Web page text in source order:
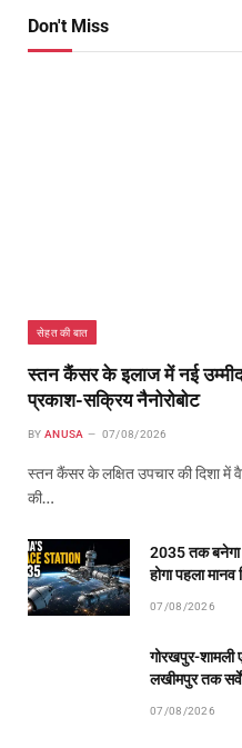
Don't Miss
सेहत की बात
स्तन कैंसर के इलाज में नई
प्रकाश-सक्रिय नैनोरोबोट
BY ANUSA 07/08/2026
स्तन कैंसर के लक्षित उपचार की दिशा में
की…
2035 तक बनेगा
होगा पहला मानव
07/08/2026
गोरखपुर-
लखीमपुर तक
07/08/2026